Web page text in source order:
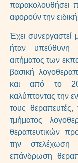
παρακολουθήσει
αφορούν την
Έχει συνεργαστεί
ήταν υπεύθυνη
αιτήματος των
βασική
και από το
καλύπτοντας την
τους
τμήματος
θεραπευτικών
την στελέχωση
επάνδρωση